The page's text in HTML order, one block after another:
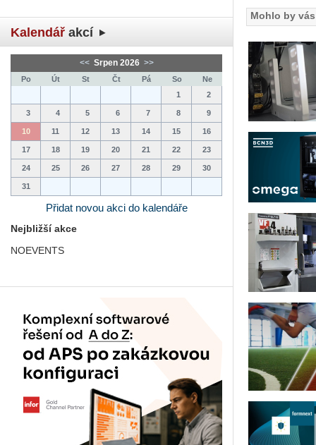
Kalendář akcí
<< Srpen 2026 >>
Po Út St Čt Pá So
Ne
1
2
3 4 5 6 7 8 9
10 11 12 13 14 15 16
17 18 19 20 21 22 23
24 25 26 27 28 29 30
31
Přidat novou akci do kalendáře
Nejbližší akce
NOEVENTS
Mohlo by